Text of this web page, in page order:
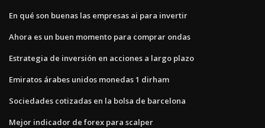
En qué son buenas las empresas ai para invertir
Ahora es un buen momento para comprar ondas
Estrategia de inversión en acciones a largo plazo
Emiratos árabes unidos monedas 1 dirham
Sociedades cotizadas en la bolsa de barcelona
Mejor indicador de forex para scalper